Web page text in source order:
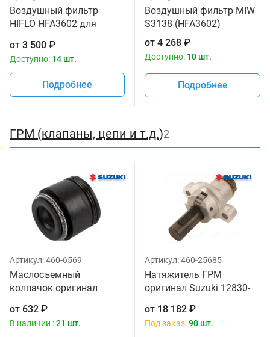
Воздушный фильтр
HIFLO HFA3602 для
600 Katana '90-06, GSX
750 Katana '98-06
от 3 500 ₽
Доступно: 14 шт.
Подробнее
Воздушный фильтр MIW
S3138 (HFA3602)
от 4 268 ₽
Доступно: 10 шт.
Подробнее
ГРМ (клапаны, цепи и т.д.)2
Артикул:460-6569
Маслосъемный
колпачок оригинал
от 632 ₽
В наличии :21 шт.
Артикул:460-25685
Натяжитель ГРМ
оригинал Suzuki 12830-
от 18 182 ₽
Под заказ:90 шт.